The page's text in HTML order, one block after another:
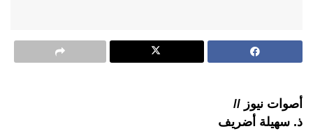
أصوات نيوز //
ذ. سهيلة أضريف